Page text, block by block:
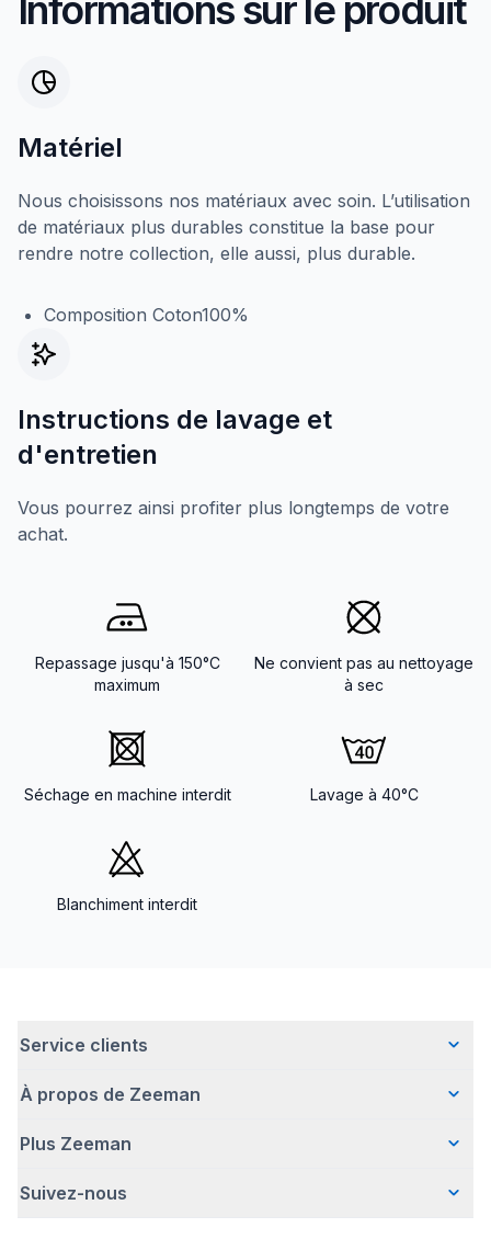
Informations sur le produit
Matériel
Nous choisissons nos matériaux avec soin. L’utilisation
de matériaux plus durables constitue la base pour
rendre notre collection, elle aussi, plus durable.
Composition Coton100%
Instructions de lavage et
d'entretien
Vous pourrez ainsi profiter plus longtemps de votre
achat.
Repassage jusqu'à 150°C
maximum
Ne convient pas au nettoyage
à sec
Séchage en machine interdit Lavage à 40°C
Blanchiment interdit
Service clients
Questions fréquentes
Livraison
Retour d'articles
À propos de Zeeman
Qui sommes-nous ?
Une entreprise responsable
Plus Zeeman
Communiqué de presse
Suivez-nous